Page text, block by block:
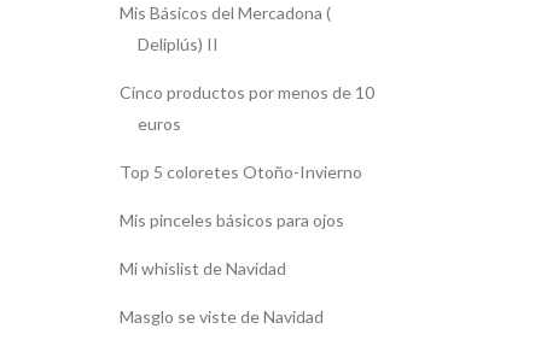
Mis Básicos del Mercadona (
Deliplús) II
Cinco productos por menos de 10
euros
Top 5 coloretes Otoño-Invierno
Mis pinceles básicos para ojos
Mi whislist de Navidad
Masglo se viste de Navidad